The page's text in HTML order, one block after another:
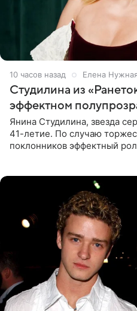
10 часов назад Елена
Студилина из
эффектном
Янина Студилина, звезда
41-летие. По случаю
поклонников эффектный